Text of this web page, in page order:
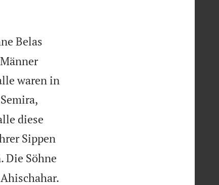
Belas
waren in
diese
Sippen
Die Söhne
